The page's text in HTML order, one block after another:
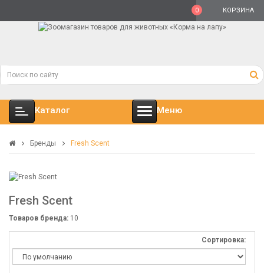
КОРЗИНА
0
Каталог Меню
Бренды Fresh Scent
Fresh Scent
Товаров бренда: 10
Сортировка: